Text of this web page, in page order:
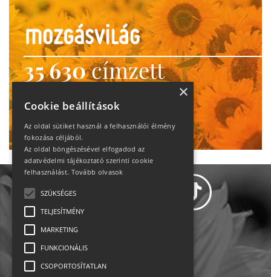
35 630címzett
heti motiváció
Ne maradj le!
Állásajánlatok
×
Cookie beállítások
Az oldal sütiket használ a felhasználói élmény
fokozása céljából.
Az oldal böngészésével elfogadod az
adatvédelmi tájékoztató szerinti cookie
felhasználást. Tovább olvasok
SZÜKSÉGES
TELJESÍTMÉNY
MARKETING
FUNKCIONÁLIS
CSOPORTOSÍTATLAN